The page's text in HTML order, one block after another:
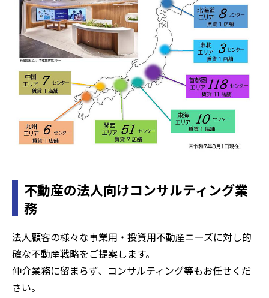
不動産の法人向けコンサルティング業
務
法人顧客の様々な事業用・投資用不動産ニーズに対し的
確な不動産戦略をご提案します。
仲介業務に留まらず、コンサルティング等もお任せくだ
さい。